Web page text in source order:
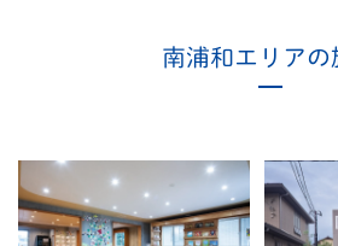
南浦和エリアの